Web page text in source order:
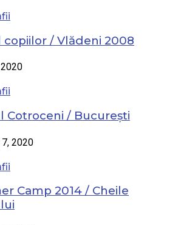
copiilor / Vlădeni 2008
Cotroceni / București
7, 2020
Camp 2014 / Cheile